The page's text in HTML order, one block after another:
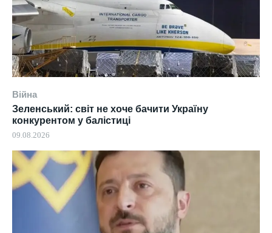
Війна
Зеленський: світ не хоче бачити Україну
конкурентом у балістиці
09.08.2026